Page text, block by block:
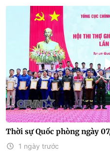
Thời sự Quốc phòng ngày
1 ngày trước